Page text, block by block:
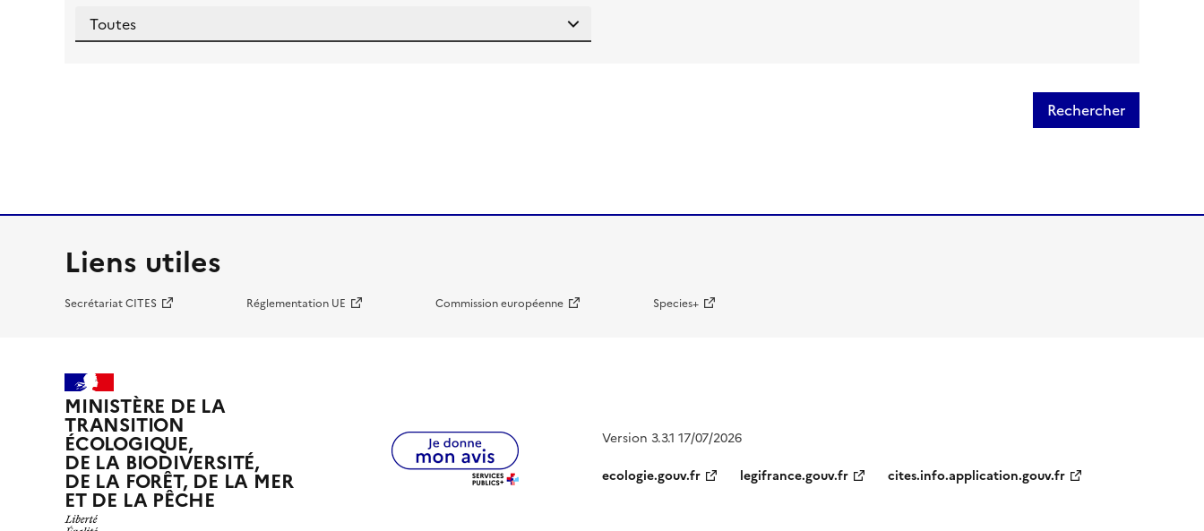
Rechercher
Liens utiles
Secrétariat CITES Réglementation UE Commission européenne Species+
MINISTÈRE DE LA
TRANSITION
ÉCOLOGIQUE,
DE LA BIODIVERSITÉ,
DE LA FORÊT, DE LA MER
ET DE LA PÊCHE
Version 3.3.1 17/07/2026
ecologie.gouv.fr
legifrance.gouv.fr cites.info.application.gouv.fr